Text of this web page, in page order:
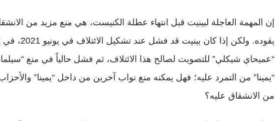
إن المهمة العاجلة لبينيت قبل انتهاء عطلة الكنيست، هي منع مزيد من
يقوده. ولكن إذا
“عميحاي شيكلي” للتصويت لصالح هذا الائتلاف، ثم فشل حالياً في منع
“يمينا” من التمرد عليه؛ فهل يمكنه منع نواب آخرين من داخل “يمينا”
من الانشقاق عليه؟